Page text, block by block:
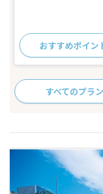
おすすめポイン
すべてのプラ